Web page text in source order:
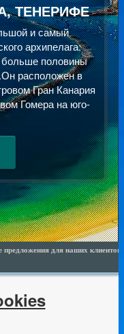
ТЕНЕРИФЕ
и самый
архипелага:
половины
расположен в
Гран Канария
Гомера на юго-
для наших клиентов -